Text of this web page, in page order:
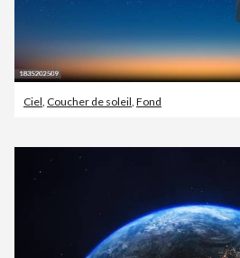
Ciel Coucher de soleil Fond